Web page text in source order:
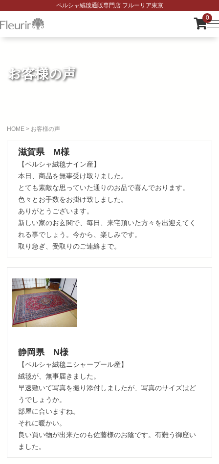
ペルシャ絨毯通販専門店 フルーリア東京
0
お客様の声
HOME > お客様の声
滋賀県 M様
【ペルシャ絨毯ナイン産】
本日、商品を無事受け取りました。
とても素敵な思っていた通りのお品で喜んでおります。
色々とお手数をお掛け致しました。
ありがとうございます。
新しい家のお玄関で、毎日、来宅頂いた方々を出迎えてく
れる事でしょう。今から、楽しみです。
取り急ぎ、受取りのご連絡まで。
静岡県 N様
【ペルシャ絨毯ニシャープール産】
絨毯が、無事届きました。
早速敷いて写真を撮り添付しましたが、写真のサイズはど
うでしょうか。
部屋に合いますね。
それに暖かい。
良い買い物が出来たのも佐藤様のお陰です。有難う御座い
ました。